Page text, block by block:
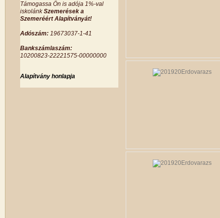
Támogassa Ön is adója 1%-val
iskolánkSzemerések a
Szemeréért Alapítványát!
Adószám: 19673037-1-41
Bankszámlaszám:
10200823-22221575-00000000
Alapítvány honlapja